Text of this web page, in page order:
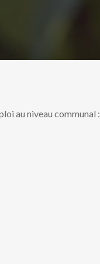
au niveau communal :